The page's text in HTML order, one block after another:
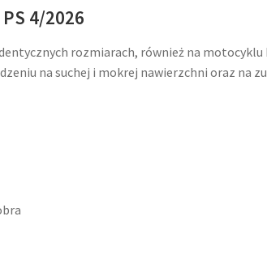
4/2026
rozmiarach, również na motocyklu
na suchej i mokrej nawierzchni oraz na